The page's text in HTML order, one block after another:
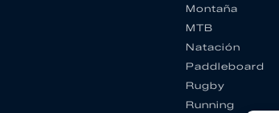
Montaña
MTB
Natación
Paddleboard
Rugby
Running